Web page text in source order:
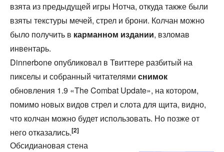
взята из предыдущей игры Нотча, откуда также были
взяты текстуры мечей, стрел и брони. Колчан можно
было получить в карманном издании, взломав
инвентарь.
Dinnerbone опубликовал в Твиттере разбитый на
пикселы и собранный читателями снимок
обновления 1.9 «The Combat Update», на котором,
помимо новых видов стрел и слота для щита, видно,
что колчан можно будет использовать. Но позже от
него отказались.[2]
Обсидиановая стена